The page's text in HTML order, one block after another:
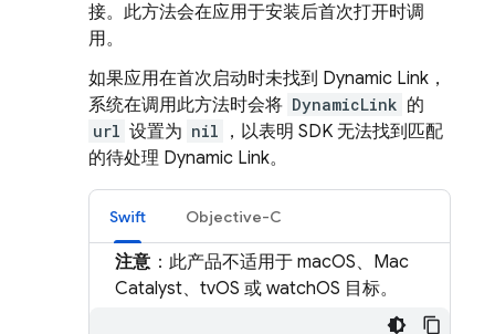
接。此方法会在应用于安装后首次打开时调
用。
如果应用在首次启动时未找到 Dynamic Link ，
系统在调用此方法时会将 DynamicLink 的
url 设置为 nil
，以表明 SDK 无法找到匹配
的待处理 Dynamic Link。
Swift Objective-C
注意：此产品不适用于 macOS、Mac
Catalyst、tvOS 或 watchOS 目标。